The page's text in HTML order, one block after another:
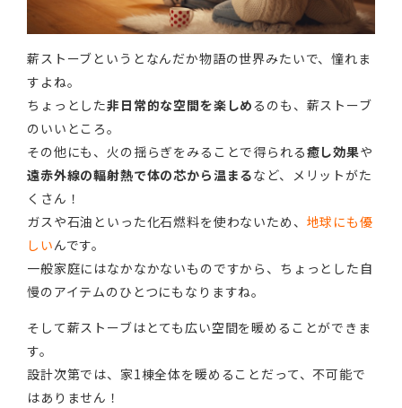
薪ストーブというとなんだか物語の世界みたいで、憧れま
すよね。
ちょっとした非日常的な空間を楽しめるのも、薪ストーブ
のいいところ。
その他にも、火の揺らぎをみることで得られる癒し効果や
遠赤外線の輻射熱で体の芯から温まるなど、メリットがた
くさん！
ガスや石油といった化石燃料を使わないため、 地球にも優
しいんです。
一般家庭にはなかなかないものですから、ちょっとした自
慢のアイテムのひとつにもなりますね。
そして薪ストーブはとても広い空間を暖めることができま
す。
設計次第では、家1棟全体を暖めることだって、不可能で
はありません！